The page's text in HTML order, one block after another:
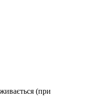
(при